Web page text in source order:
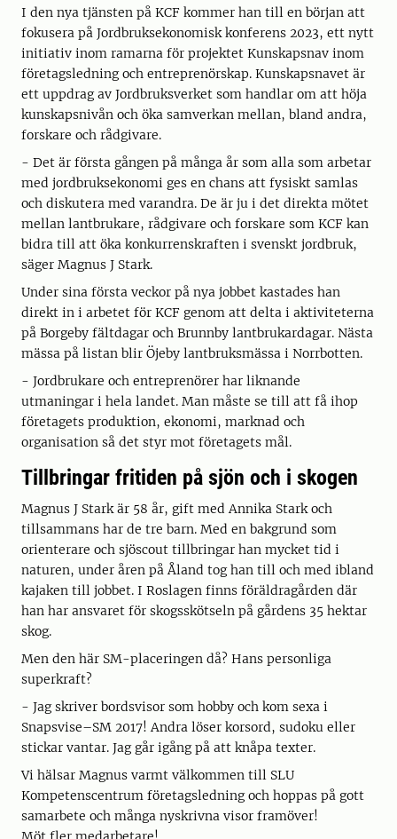
I den nya tjänsten på KCF kommer han till en början att
fokusera på Jordbruksekonomisk konferens 2023, ett nytt
initiativ inom ramarna för projektet Kunskapsnav inom
företagsledning och entreprenörskap. Kunskapsnavet är
ett uppdrag av Jordbruksverket som handlar om att höja
kunskapsnivån och öka samverkan mellan, bland andra,
forskare och rådgivare.
- Det är första gången på många år som alla som arbetar
med jordbruksekonomi ges en chans att fysiskt samlas
och diskutera med varandra. De är ju i det direkta mötet
mellan lantbrukare, rådgivare och forskare som KCF kan
bidra till att öka konkurrenskraften i svenskt jordbruk,
säger Magnus J Stark.
Under sina första veckor på nya jobbet kastades han
direkt in i arbetet för KCF genom att delta i aktiviteterna
på Borgeby fältdagar och Brunnby lantbrukardagar. Nästa
mässa på listan blir Öjeby lantbruksmässa i Norrbotten.
- Jordbrukare och entreprenörer har liknande
utmaningar i hela landet. Man måste se till att få ihop
företagets produktion, ekonomi, marknad och
organisation så det styr mot företagets mål.
Tillbringar fritiden på sjön och i skogen
Magnus J Stark är 58 år, gift med Annika Stark och
tillsammans har de tre barn. Med en bakgrund som
orienterare och sjöscout tillbringar han mycket tid i
naturen, under åren på Åland tog han till och med ibland
kajaken till jobbet. I Roslagen finns föräldragården där
han har ansvaret för skogsskötseln på gårdens 35 hektar
skog.
Men den här SM-placeringen då? Hans personliga
superkraft?
- Jag skriver bordsvisor som hobby och kom sexa i
Snapsvise–SM 2017! Andra löser korsord, sudoku eller
stickar vantar. Jag går igång på att knåpa texter.
Vi hälsar Magnus varmt välkommen till SLU
Kompetenscentrum företagsledning och hoppas på gott
samarbete och många nyskrivna visor framöver!